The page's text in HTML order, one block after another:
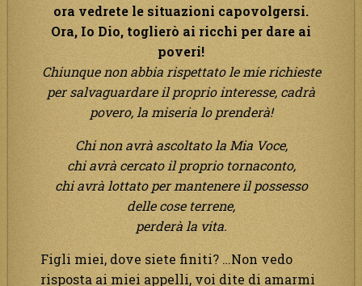
ora vedrete le situazioni capovolgersi.
Ora, Io Dio, toglierò ai ricchi per dare ai
poveri!
Chiunque non abbia rispettato le mie richieste
per salvaguardare il proprio interesse, cadrà
povero, la miseria lo prenderà!
Chi non avrà ascoltato la Mia Voce,
chi avrà cercato il proprio tornaconto,
chi avrà lottato per mantenere il possesso
delle cose terrene,
perderà la vita.
Figli miei, dove siete finiti? …Non vedo
risposta ai miei appelli, voi dite di amarmi